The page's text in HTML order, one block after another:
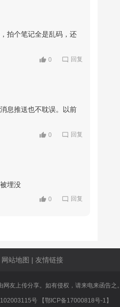
拍个笔记全是乱码，还
0 回复
息推送也不耽误。以前
0 回复
埋没
0 回复
网站地图 | 友情链接
友上传分享。如有侵权，请来电来函告之。
号 【鄂ICP备17000818号-1】